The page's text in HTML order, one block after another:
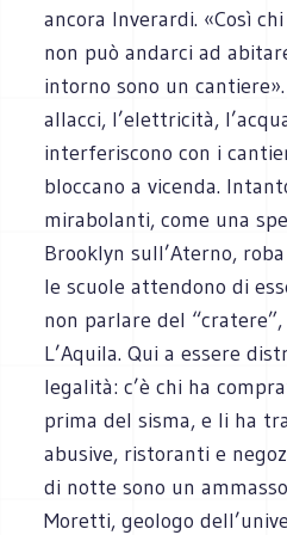
ancora Inverardi. «Così
non può andarci ad
intorno sono un
allacci, l’elettricità,
interferiscono con i
bloccano a vicenda.
mirabolanti, come una
Brooklyn sull’Aterno,
le scuole attendono di
non parlare del
L’Aquila. Qui a essere
legalità: c’è chi ha
prima del sisma, e li ha
abusive, ristoranti e
di notte sono un
Moretti, geologo